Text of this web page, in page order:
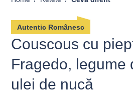
Autentic Românesc
Couscous cu
Fragedo, legume
ulei de nucă